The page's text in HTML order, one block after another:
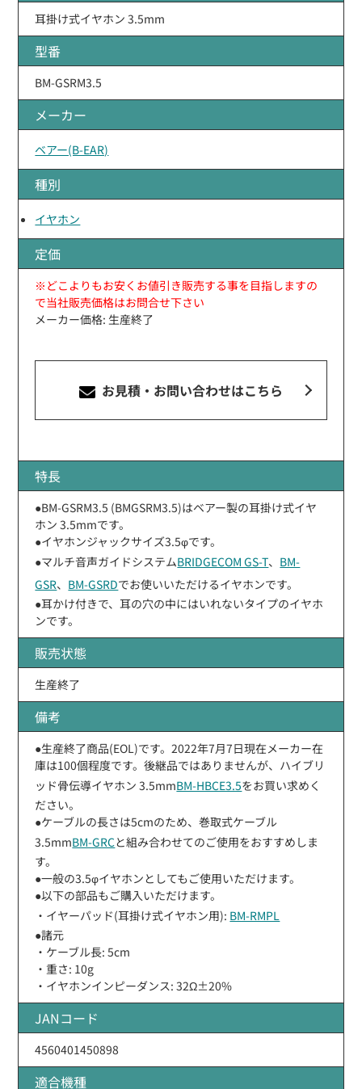
耳掛け式イヤホン 3.5mm
型番
BM-GSRM3.5
メーカー
ベアー(B-EAR)
種別
イヤホン
定価
※どこよりもお安くお値引き販売する事を目指しますの
で当社販売価格はお問合せ下さい
メーカー価格: 生産終了
お見積・お問い合わせはこちら
特長
●BM-GSRM3.5 (BMGSRM3.5)はベアー製の耳掛け式イヤ
ホン 3.5mmです。
●イヤホンジャックサイズ3.5φです。
●マルチ音声ガイドシステムBRIDGECOM GS-T、 BM-
GSR、 BM-GSRDでお使いいただけるイヤホンです。
●耳かけ付きで、耳の穴の中にはいれないタイプのイヤホ
ンです。
販売状態
生産終了
備考
●生産終了商品(EOL)です。2022年7月7日現在メーカー在
庫は100個程度です。後継品ではありませんが、ハイブリ
ッド骨伝導イヤホン 3.5mmBM-HBCE3.5をお買い求めく
ださい。
●ケーブルの長さは5cmのため、巻取式ケーブル
3.5mmBM-GRCと組み合わせてのご使用をおすすめしま
す。
●一般の3.5φイヤホンとしてもご使用いただけます。
●以下の部品もご購入いただけます。
・イヤーパッド(耳掛け式イヤホン用): BM-RMPL
●諸元
・ケーブル長: 5cm
・重さ: 10g
・イヤホンインピーダンス: 32Ω±20%
JANコード
4560401450898
適合機種